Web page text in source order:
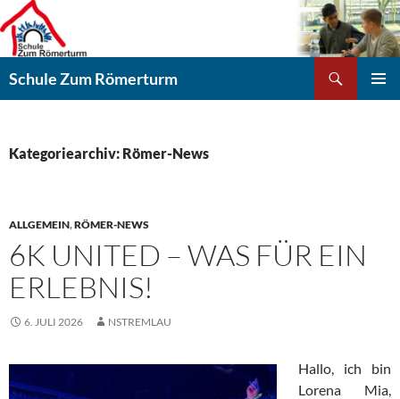
Zum
Inhalt
springen
Schule Zum Römerturm
Kategoriearchiv: Römer-News
ALLGEMEIN,RÖMER-NEWS
6K UNITED – WAS FÜR EIN
ERLEBNIS!
6. JULI 2026 NSTREMLAU
Hallo, ich bin
Lorena Mia,